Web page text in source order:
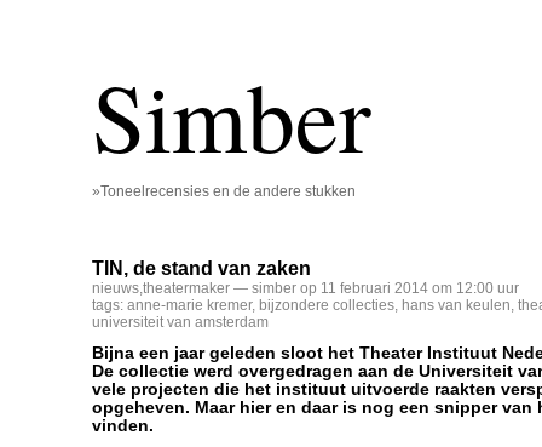
Simber
»Toneelrecensies en de andere stukken
TIN, de stand van zaken
nieuws,theatermaker — simber op 11 februari 2014 om 12:00 uur
tags: anne-marie kremer, bijzondere collecties, hans van keulen,
universiteit van amsterdam
Bijna een jaar geleden sloot het Theater Instituut
De collectie werd overgedragen aan de Universiteit
vele projecten die het instituut uitvoerde raakten
opgeheven. Maar hier en daar is nog een snipper van
vinden.